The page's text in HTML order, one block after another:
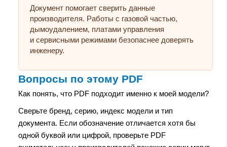
Документ помогает сверить данные
производителя. Работы с газовой частью,
дымоудалением, платами управления
и сервисными режимами безопаснее доверять
инженеру.
Вопросы по этому PDF
Как понять, что PDF подходит именно к моей модели?
Сверьте бренд, серию, индекс модели и тип
документа. Если обозначение отличается хотя бы
одной буквой или цифрой, проверьте PDF